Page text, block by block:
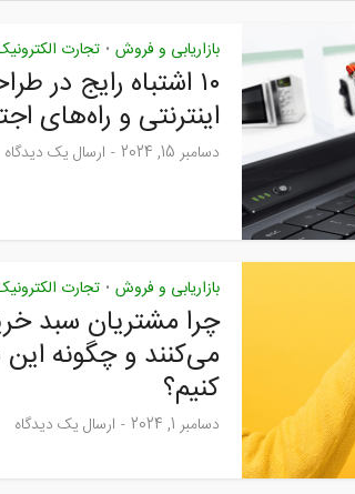
بازاریابی و فروش • تجارت
۱۰ اشتباه رایج در
اینترنتی و راه‌های
دسامبر 15, 2024 ارسال یک دیدگاه
بازاریابی و فروش • تجارت
چرا مشتریان سبد
می‌کنند و چگونه
کنیم؟
دسامبر 1, 2024 ارسال یک دیدگاه